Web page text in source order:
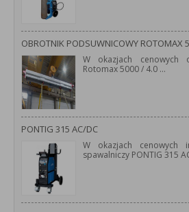
OBROTNIK PODSUWNICOWY ROTOMAX
W okazjach cenowych
Rotomax 5000 / 4.0 ...
PONTIG 315 AC/DC
W okazjach cenowych
spawalniczy PONTIG 315